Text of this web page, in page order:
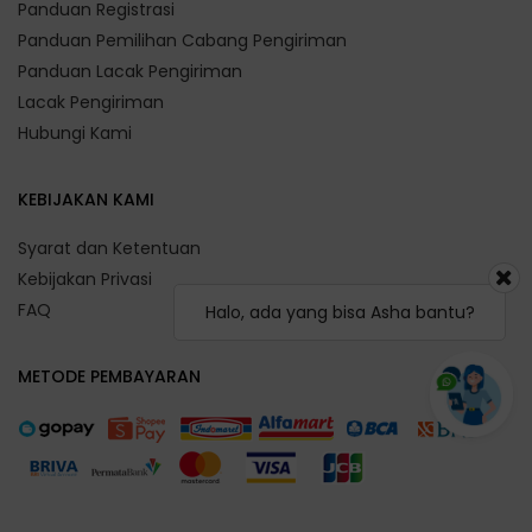
Halo, ada yang bisa Asha bantu?
Panduan Registrasi
Panduan Pemilihan Cabang Pengiriman
Panduan Lacak Pengiriman
Lacak Pengiriman
Hubungi Kami
KEBIJAKAN KAMI
Syarat dan Ketentuan
Kebijakan Privasi
FAQ
METODE PEMBAYARAN